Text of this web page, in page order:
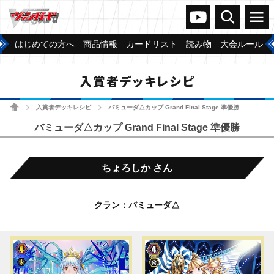
ヴァンガードch
検索 メニュー
はじめての方へ 商品情報 カードリスト 読み物 大会ルール
入賞者デッキレシピ
ホーム 入賞者デッキレシピ バミューダ△カップ Grand Final Stage 準優勝
バミューダ△カップ Grand Final Stage 準優勝
ちょろしか さん
クラン：バミューダ△